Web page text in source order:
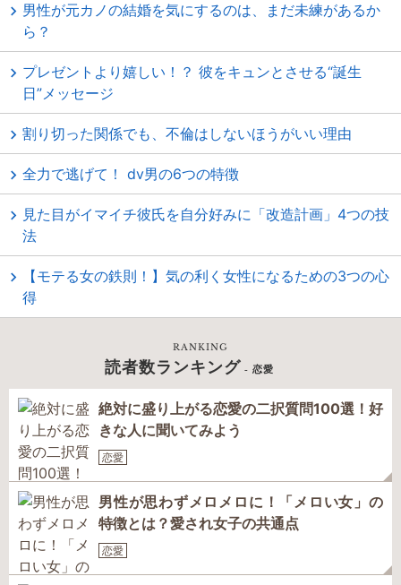
男性が元カノの結婚を気にするのは、まだ未練があるか
ら？
プレゼントより嬉しい！？ 彼をキュンとさせる“誕生
日”メッセージ
割り切った関係でも、不倫はしないほうがいい理由
全力で逃げて！ dv男の6つの特徴
見た目がイマイチ彼氏を自分好みに「改造計画」4つの技
法
【モテる女の鉄則！】気の利く女性になるための3つの心
得
RANKING
読者数ランキング - 恋愛
絶対に盛り上がる恋愛の二択質問100選！好
きな人に聞いてみよう
恋愛
男性が思わずメロメロに！「メロい女」の
特徴とは？愛され女子の共通点
恋愛